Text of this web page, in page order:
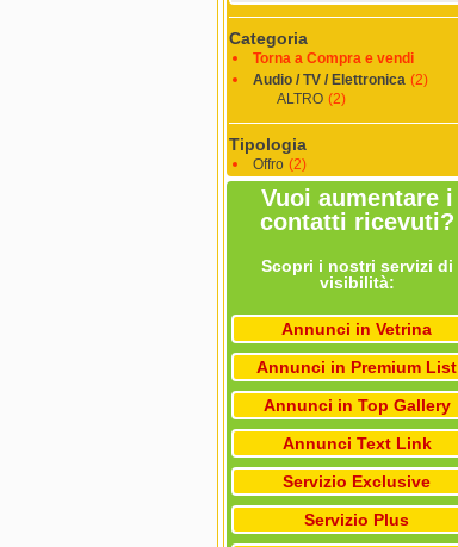
Categoria
Torna a Compra e vendi
Audio / TV / Elettronica (2)
ALTRO (2)
Tipologia
Offro (2)
Vuoi aumentare i
contatti ricevuti?
Scopri i nostri servizi di
visibilità:
Annunci in Vetrina
Annunci in Premium List
Annunci in Top Gallery
Annunci Text Link
Servizio Exclusive
Servizio Plus